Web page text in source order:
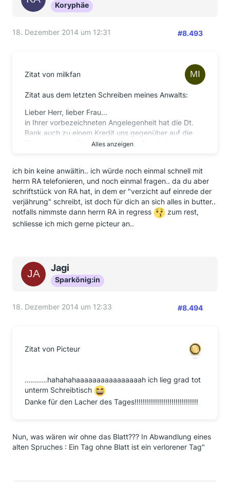
Koryphäe
18. Dezember 2014 um 12:31 #8.493
Zitat von milkfan
Zitat aus dem letzten Schreiben meines Anwalts:
Lieber Herr, lieber Frau...
in Ihrer vorbezeichneten Angelegenheit hat die Dt.
Bank auch zu einem Kredit uns gegenüber auf die
Einrede der Verjährung verzichtet. Damit sind wohl
die Einrede der Verjährung, soweit nicht schon
Verjährung eingetreten ist, verzichtet. Insofern bedarf
es nach diesseitiger Überprüfung keines
Mahnverfahrens mehr gegen die Deutsche Bank.
Die Frage der Verzinsung der Bearbeitungsgebühr
Gegen die Santander werden wir entsprechend das
Mahnverfahren einleiten.
Verjährungsdatum nicht unbefristet hemmt, muss der
Anwalt doch WISSEN!! Oder hat der Brief mit der
Ich glaube langsam, dass wir am Ende völlig ohne
Geld dastehen
Alles anzeigen
ich bin keine anwältin.. ich würde noch einmal schnell mit
herrn RA telefonieren, und noch einmal fragen.. da du aber
schriftstück von RA hat, in dem er "verzicht auf einrede der
verjährung" schreibt, ist doch für dich an sich alles in butter..
notfalls nimmste dann herrn RA in regress
zum rest,
schliesse ich mich gerne picteur an..
Jagi
Sparkönig:in
18. Dezember 2014 um 12:33 #8.494
Zitat von Picteur
...........hahahahaaaaaaaaaaaaaaaah ich lieg grad tot
unterm Schreibtisch
Danke für den Lacher des Tages!!!!!!!!!!!!!!!!!!!!!!!!!!!!!!!
Nun, was wären wir ohne das Blatt??? In Abwandlung eines
alten Spruches : Ein Tag ohne Blatt ist ein verlorener Tag"